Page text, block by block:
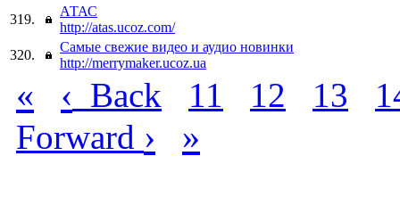
319.
АТАС
http://atas.ucoz.com/
320.
Самые свежие видео и аудио новинки
http://merrymaker.ucoz.ua
« ‹ Back 11 12 13
Forward › »